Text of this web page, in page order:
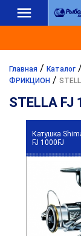
Главная / Каталог /
ФРИКЦИОН /
STELLA FJ
Катушка
FJ 1000FJ